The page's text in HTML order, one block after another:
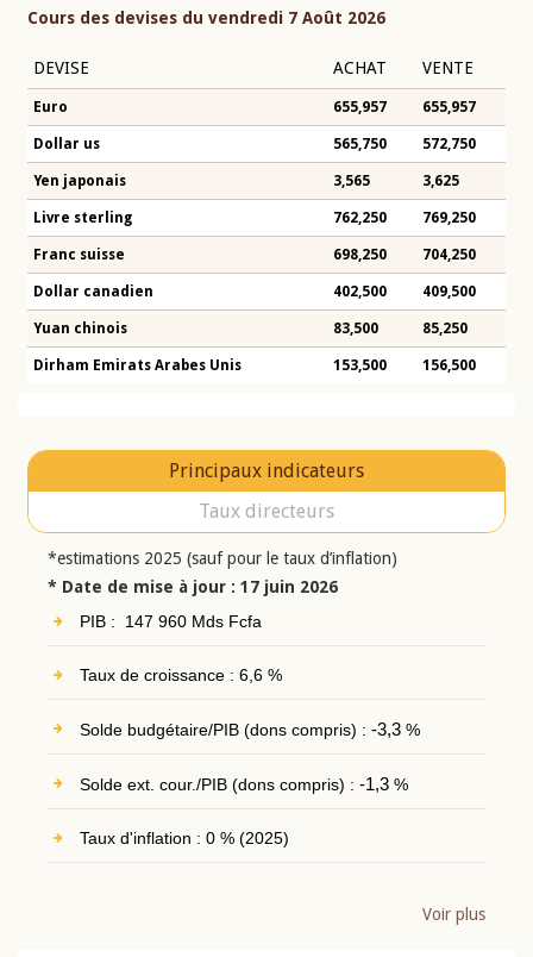
Cours des devises du vendredi 7 Août 2026
DEVISE ACHAT VENTE
Euro 655,957 655,957
Dollar us 565,750 572,750
Yen japonais 3,565 3,625
Livre sterling 762,250 769,250
Franc suisse 698,250 704,250
Dollar canadien 402,500 409,500
Yuan chinois 83,500 85,250
Dirham Emirats Arabes Unis 153,500 156,500
Principaux indicateurs
Taux directeurs
*estimations 2025 (sauf pour le taux d’inflation)
* Date de mise à jour : 17 juin 2026
PIB : 147 960 Mds Fcfa
Taux de croissance : 6,6 %
Solde budgétaire/PIB (dons compris) : -3,3%
Solde ext. cour./PIB (dons compris) : -1,3%
Taux d'inflation : 0 % (2025)
Voir plus